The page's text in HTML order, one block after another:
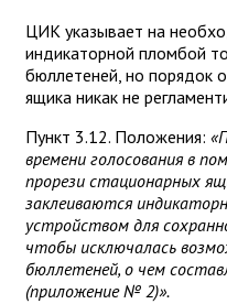
ЦИК указывает на
индикаторной пломбой
бюллетеней, но порядок
ящика никак не
Пункт 3.12. Положения:
времени голосования в
прорези стационарных
заклеиваются
устройством для
чтобы исключалась
бюллетеней, о чем
(приложение № 2)».